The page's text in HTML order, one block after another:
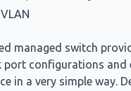
managed switch
configurations
a very simple way.